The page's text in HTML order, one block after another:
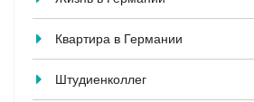
Квартира в Германии
Штудиенколлег